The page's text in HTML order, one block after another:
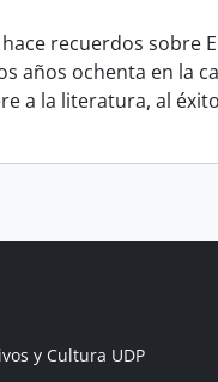
recuerdos sobre
años ochenta en la
a la literatura, al
y Cultura UDP